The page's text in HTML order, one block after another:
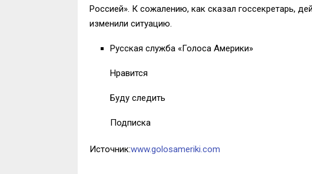
Россией». К сожалению, как сказал госсекретарь,
изменили ситуацию.
Русская служба «Голоса Америки»
Нравится
Буду следить
Подписка
Источник:www.golosameriki.com